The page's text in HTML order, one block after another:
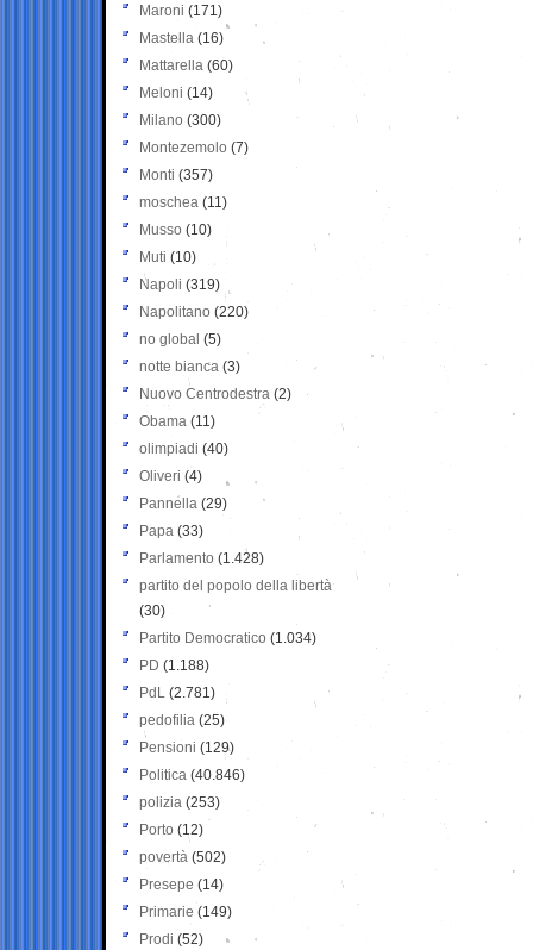
Maroni (171)
Mastella (16)
Mattarella (60)
Meloni (14)
Milano (300)
Montezemolo (7)
Monti (357)
moschea (11)
Musso (10)
Muti (10)
Napoli (319)
Napolitano (220)
no global (5)
notte bianca (3)
Nuovo Centrodestra (2)
Obama (11)
olimpiadi (40)
Oliveri (4)
Pannella (29)
Papa (33)
Parlamento (1.428)
partito del popolo della libertà
(30)
Partito Democratico (1.034)
PD (1.188)
PdL (2.781)
pedofilia (25)
Pensioni (129)
Politica (40.846)
polizia (253)
Porto (12)
povertà (502)
Presepe (14)
Primarie (149)
Prodi (52)